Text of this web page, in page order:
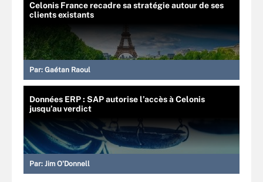
Celonis France recadre sa stratégie autour de ses
clients existants
Par: Gaétan Raoul
Données ERP : SAP autorise l’accès à Celonis
jusqu’au verdict
Par: Jim O'Donnell